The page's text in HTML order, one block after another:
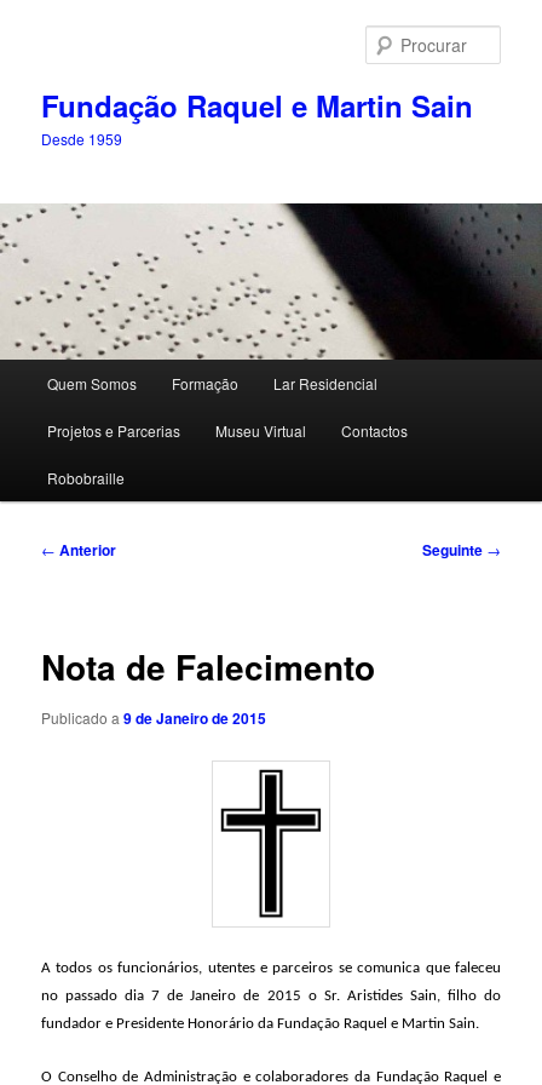
primárioFundação Raquel e Martin Sain
Desde 1959
principal
Quem Somos Formação Lar Residencial
Projetos e Parcerias Museu Virtual Contactos
Robobraille
Navegação
← Anterior Seguinte →
Nota de Falecimento
Publicado a9 de Janeiro de 2015
A todos os funcionários, utentes e parceiros se comunica que faleceu
no passado dia 7 de Janeiro de 2015 o Sr. Aristides Sain, filho do
fundador e Presidente Honorário da Fundação Raquel e Martin Sain.
O Conselho de Administração e colaboradores da Fundação Raquel e